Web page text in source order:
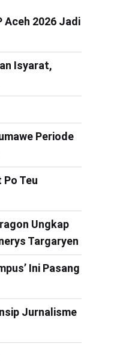
Aceh 2026 Jadi
Isyarat,
Periode
Po Teu
Ungkap
Targaryen
Ini Pasang
Jurnalisme